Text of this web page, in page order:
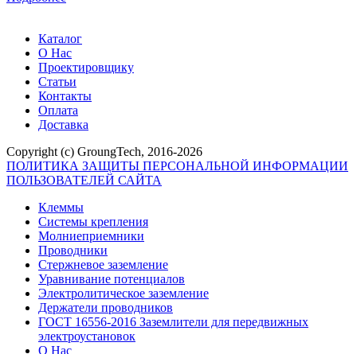
Каталог
О Нас
Проектировщику
Статьи
Контакты
Оплата
Доставка
Copyright (c) GroungTech, 2016-2026
ПОЛИТИКА ЗАЩИТЫ ПЕРСОНАЛЬНОЙ ИНФОРМАЦИИ
ПОЛЬЗОВАТЕЛЕЙ САЙТА
Клеммы
Системы крепления
Молниеприемники
Проводники
Стержневое заземление
Уравнивание потенциалов
Электролитическое заземление
Держатели проводников
ГОСТ 16556-2016 Заземлители для передвижных
электроустановок
О Нас